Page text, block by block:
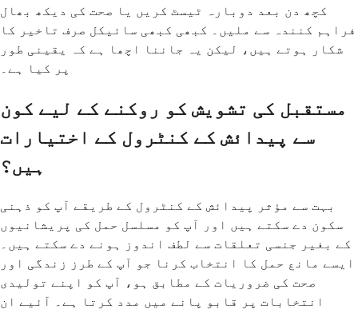
کچھ دن بعد دوبارہ ٹیسٹ کریں یا صحت کی دیکھ بھال
فراہم کنندہ سے ملیں۔ کبھی کبھی سائیکل صرف تاخیر کا
شکار ہوتے ہیں، لیکن یہ جاننا اچھا ہے کہ یقینی طور
پر کیا ہے۔
مستقبل کی تشویش کو روکنے کے لیے کون
سے پیدائش کے کنٹرول کے اختیارات
ہیں؟
بہت سے مؤثر پیدائش کے کنٹرول کے طریقے آپ کو ذہنی
سکون دے سکتے ہیں اور آپ کو مسلسل حمل کی پریشانیوں
کے بغیر جنسی تعلقات سے لطف اندوز ہونے دے سکتے ہیں۔
ایسے مانع حمل کا انتخاب کرنا جو آپ کے طرز زندگی اور
صحت کی ضروریات کے مطابق ہو، آپ کو اپنے تولیدی
انتخابات پر قابو پانے میں مدد کرتا ہے۔ آئیے ان